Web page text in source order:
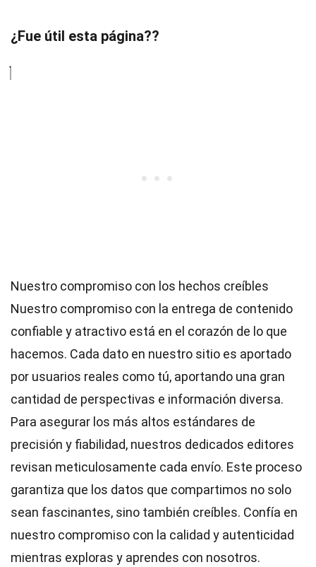
¿Fue útil esta página??
Nuestro compromiso con los hechos creíbles
Nuestro compromiso con la entrega de contenido
confiable y atractivo está en el corazón de lo que
hacemos. Cada dato en nuestro sitio es aportado
por usuarios reales como tú, aportando una gran
cantidad de perspectivas e información diversa.
Para asegurar los más altos estándares de
precisión y fiabilidad, nuestros dedicados editores
revisan meticulosamente cada envío. Este proceso
garantiza que los datos que compartimos no solo
sean fascinantes, sino también creíbles. Confía en
nuestro compromiso con la calidad y autenticidad
mientras exploras y aprendes con nosotros.